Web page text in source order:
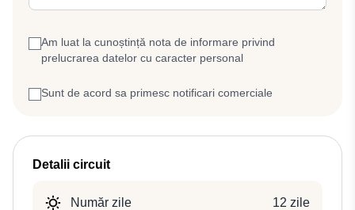
Am luat la cunoștință nota de informare privind
prelucrarea datelor cu caracter personal
Sunt de acord sa primesc notificari comerciale
Detalii circuit
Număr zile
12 zile